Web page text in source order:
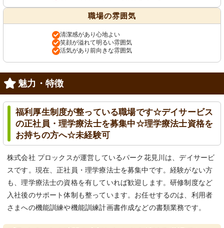
職場の雰囲気
清潔感があり心地よい
笑顔が溢れて明るい雰囲気
活気があり前向きな雰囲気
魅力・特徴
福利厚生制度が整っている職場です☆デイサービス
の正社員・理学療法士を募集中☆理学療法士資格を
お持ちの方へ☆未経験可
株式会社 プロックスが運営しているパーク花見川は、デイサービ
スです。現在、正社員・理学療法士を募集中です。経験がない方
も、理学療法士の資格を有していれば歓迎します。研修制度など
入社後のサポート体制も整っています。お任せするのは、利用者
さまへの機能訓練や機能訓練計画書作成などの書類業務です。